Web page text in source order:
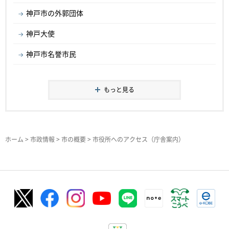
神戸市の外郭団体
神戸大使
神戸市名誉市民
もっと見る
ホーム > 市政情報 > 市の概要> 市役所へのアクセス（庁舎案内）